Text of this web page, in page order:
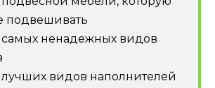
подвешивать
самых ненадежных видов
лучших видов наполнителей